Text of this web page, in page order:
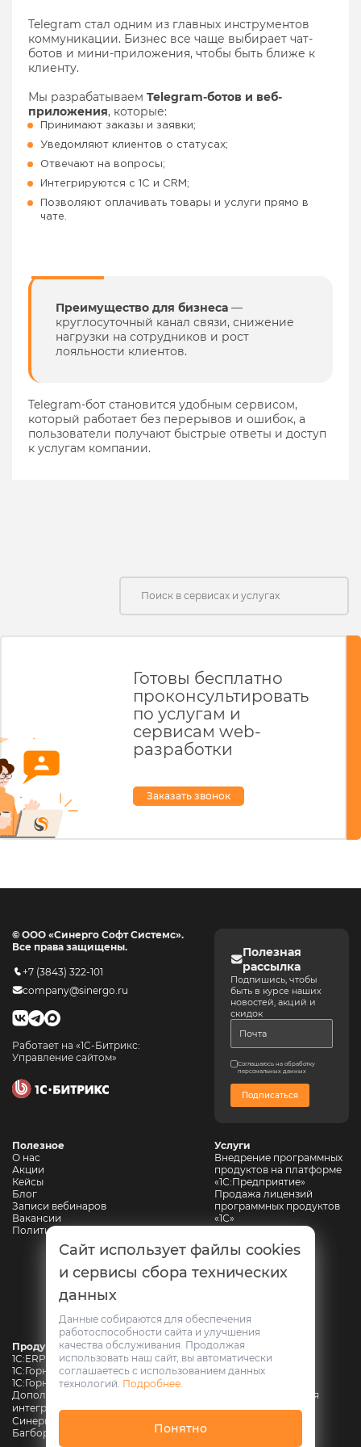
Telegram стал одним из главных инструментов
коммуникации. Бизнес все чаще выбирает чат-
ботов и мини-приложения, чтобы быть ближе к
клиенту.
Мы разрабатываем Telegram-ботов и веб-
приложения, которые:
Принимают заказы и заявки;
Уведомляют клиентов о статусах;
Отвечают на вопросы;
Интегрируются с 1С и CRM;
Позволяют оплачивать товары и услуги прямо в
чате.
Преимущество для бизнеса —
круглосуточный канал связи, снижение
нагрузки на сотрудников и рост
лояльности клиентов.
Telegram-бот становится удобным сервисом,
который работает без перерывов и ошибок, а
пользователи получают быстрые ответы и доступ
к услугам компании.
Готовы бесплатно
проконсультировать
по услугам и
сервисам web-
разработки
Заказать звонок
© ООО «Синерго Софт Системс».
Все права защищены.
+7 (3843) 322-101
company@sinergo.ru
Работает на «1С-Битрикс:
Управление сайтом»
Полезная
рассылка
Подпишись, чтобы
быть в курсе наших
новостей, акций и
скидок
Соглашаюсь на обработку
персональных данных
Подписаться
Полезное
О нас
Акции
Кейсы
Блог
Записи вебинаров
Вакансии
Политика конфиденциальности
Услуги
Внедрение программных
продуктов на платформе
«1С:Предприятие»
Продажа лицензий
программных продуктов
«1С»
Сопровождение 1С
Автоматизация
горнодобывающих
предприятий
Автоматизация
Web-разработка
Продукты
1C:ERP Горнодобывающая промышленность
1C:Горнодобывающая промышленность. Модуль для 1С:ERP
1C:Горнодобывающая промышленность. Оперативный учет
Дополнение к «1С:Горнодобывающая промышленность» для
интеграции с АС ЭТРАН
Синерго: Портал пропусков
Багборд для продуктов 1С
Сайт использует файлы cookies
и сервисы сбора технических
данных
Данные собираются для обеспечения
работоспособности сайта и улучшения
качества обслуживания. Продолжая
использовать наш сайт, вы автоматически
соглашаетесь с использованием данных
технологий. Подробнее.
Понятно